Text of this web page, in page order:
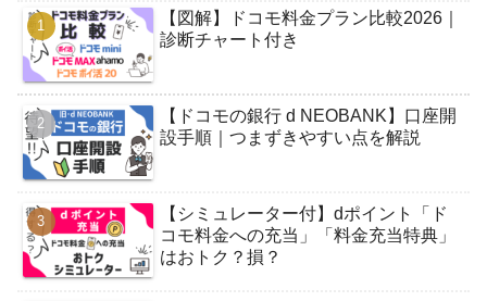
【図解】ドコモ料金プラン比較2026｜
診断チャート付き
【ドコモの銀行 d NEOBANK】口座開
設手順｜つまずきやすい点を解説
【シミュレーター付】dポイント「ド
コモ料金への充当」「料金充当特典」
はおトク？損？